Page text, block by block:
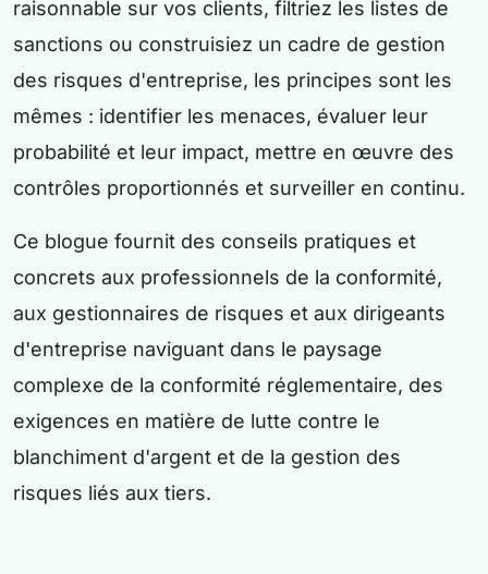
raisonnable sur vos clients, filtriez les listes de
sanctions ou construisiez un cadre de gestion
des risques d'entreprise, les principes sont les
mêmes : identifier les menaces, évaluer leur
probabilité et leur impact, mettre en œuvre des
contrôles proportionnés et surveiller en continu.
Ce blogue fournit des conseils pratiques et
concrets aux professionnels de la conformité,
aux gestionnaires de risques et aux dirigeants
d'entreprise naviguant dans le paysage
complexe de la conformité réglementaire, des
exigences en matière de lutte contre le
blanchiment d'argent et de la gestion des
risques liés aux tiers.